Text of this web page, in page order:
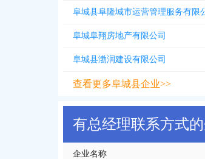
阜城县阜隆城市运营管理服务有限
阜城阜翔房地产有限公司
阜城县渤润建设有限公司
查看更多阜城县企业>>
有总经理联系方式
企业名称